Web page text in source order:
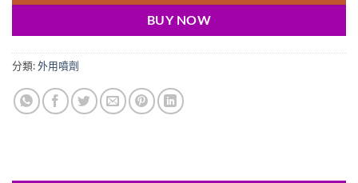
BUY NOW
分類:外用噴劑